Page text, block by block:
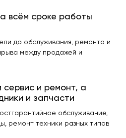
всём сроке работы
до обслуживания, ремонта и
между продажей и
и ремонт, а
и запчасти
обслуживание,
ремонт техники разных типов